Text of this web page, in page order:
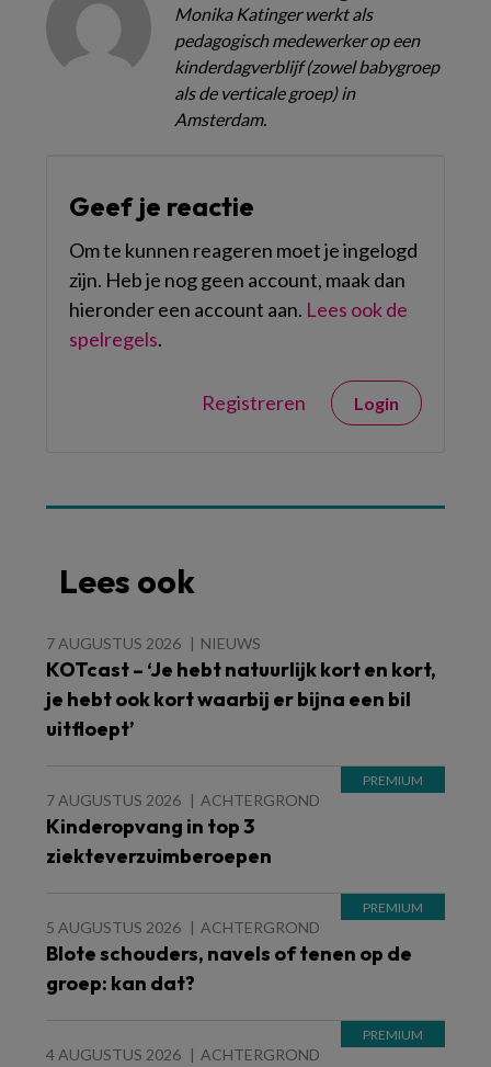
Monika Katinger werkt als
pedagogisch medewerker op een
kinderdagverblijf (zowel babygroep
als de verticale groep) in
Amsterdam.
Geef je reactie
Om te kunnen reageren moet je ingelogd
zijn. Heb je nog geen account, maak dan
hieronder een account aan. Lees ook de
spelregels.
Registreren Login
Lees ook
7 AUGUSTUS 2026 NIEUWS
KOTcast – ‘Je hebt natuurlijk kort en kort,
je hebt ook kort waarbij er bijna een bil
uitfloept’
7 AUGUSTUS 2026 ACHTERGROND
Kinderopvang in top 3
ziekteverzuimberoepen
5 AUGUSTUS 2026 ACHTERGROND
Blote schouders, navels of tenen op de
groep: kan dat?
4 AUGUSTUS 2026 ACHTERGROND